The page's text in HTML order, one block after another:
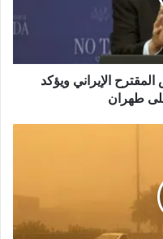
الإيراني ويؤكد
طهران